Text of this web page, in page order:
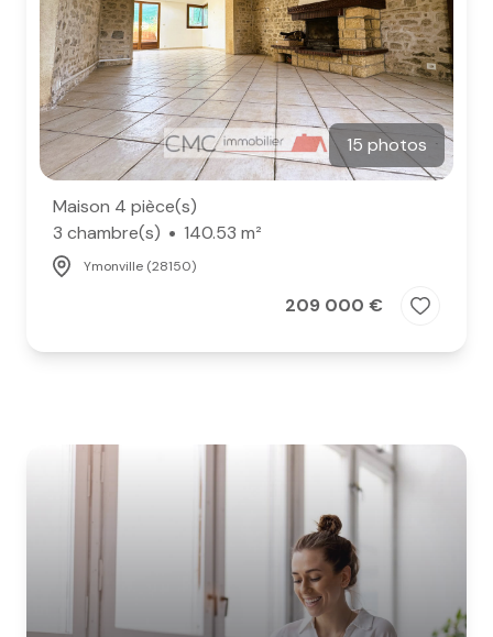
15 photos
Maison 4 pièce(s)
3 chambre(s)
140.53 m²
Ymonville (28150)
209 000 €